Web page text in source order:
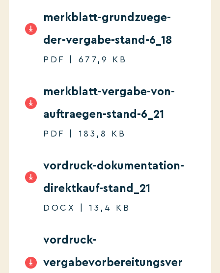
merkblatt-grundzuege-
der-vergabe-stand-6_18
PDF | 677,9 KB
merkblatt-vergabe-von-
auftraegen-stand-6_21
PDF | 183,8 KB
vordruck-dokumentation-
direktkauf-stand_21
DOCX | 13,4 KB
vordruck-
vergabevorbereitungsver